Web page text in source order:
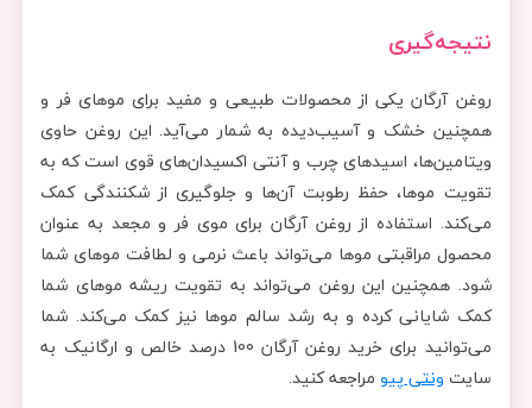
نتیجه‌گیری
روغن آرگان یکی از محصولات طبیعی و مفید برای موهای فر و
همچنین خشک و آسیب‌دیده به شمار می‌آید. این روغن حاوی
ویتامین‌ها، اسیدهای چرب و آنتی اکسیدان‌های قوی است که به
تقویت موها، حفظ رطوبت آن‌ها و جلوگیری از شکنندگی کمک
می‌کند. استفاده از روغن آرگان برای موی فر و مجعد به عنوان
محصول مراقبتی موها می‌تواند باعث نرمی و لطافت موهای شما
شود. همچنین این روغن می‌تواند به تقویت ریشه موهای شما
کمک شایانی کرده و به رشد سالم موها نیز کمک می‌کند. شما
می‌توانید برای خرید روغن آرگان 100 درصد خالص و ارگانیک به
سایت ونتی پیو مراجعه کنید.